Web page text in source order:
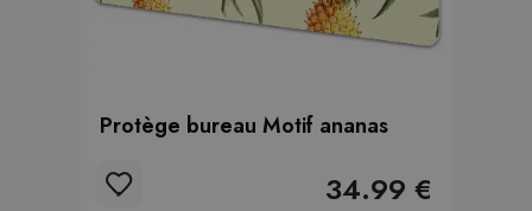
Protège bureau Motif ananas
34.99 €